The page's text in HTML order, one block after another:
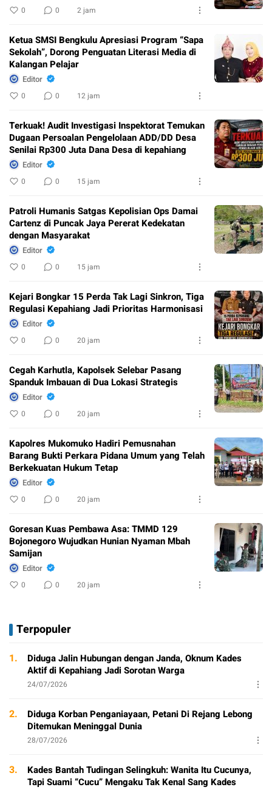
0 0 2 jam
Ketua SMSI Bengkulu Apresiasi Program “Sapa
Sekolah”, Dorong Penguatan Literasi Media di
Kalangan Pelajar
Editor
0 0 12 jam
Terkuak! Audit Investigasi Inspektorat Temukan
Dugaan Persoalan Pengelolaan ADD/DD Desa
Senilai Rp300 Juta Dana Desa di kepahiang
Editor
0 0 15 jam
Patroli Humanis Satgas Kepolisian Ops Damai
Cartenz di Puncak Jaya Pererat Kedekatan
dengan Masyarakat
Editor
0 0 15 jam
Kejari Bongkar 15 Perda Tak Lagi Sinkron, Tiga
Regulasi Kepahiang Jadi Prioritas Harmonisasi
Editor
0 0 20 jam
Cegah Karhutla, Kapolsek Selebar Pasang
Spanduk Imbauan di Dua Lokasi Strategis
Editor
0 0 20 jam
Kapolres Mukomuko Hadiri Pemusnahan
Barang Bukti Perkara Pidana Umum yang Telah
Berkekuatan Hukum Tetap
Editor
0 0 20 jam
Goresan Kuas Pembawa Asa: TMMD 129
Bojonegoro Wujudkan Hunian Nyaman Mbah
Samijan
Editor
0 0 20 jam
Terpopuler
1.
Diduga Jalin Hubungan dengan Janda, Oknum Kades
Aktif di Kepahiang Jadi Sorotan Warga
24/07/2026
2.
Diduga Korban Penganiayaan, Petani Di Rejang Lebong
Ditemukan Meninggal Dunia
28/07/2026
3.
Kades Bantah Tudingan Selingkuh: Wanita Itu Cucunya,
Tapi Suami “Cucu” Mengaku Tak Kenal Sang Kades